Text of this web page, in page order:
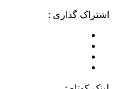
اشتراک گذاری :